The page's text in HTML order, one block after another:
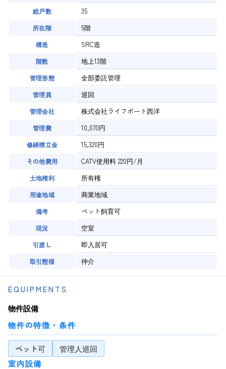
総戸数 35
所在階 5階
構造 SRC造
階数 地上13階
管理形態 全部委託管理
管理員 巡回
管理会社 株式会社ライフポート西洋
管理費 10,070円
修繕積立金 15,320円
その他費用 CATV使用料 220円/月
土地権利 所有権
用途地域 商業地域
備考 ペット飼育可
現況 空室
引渡し 即入居可
取引態様 仲介
EQUIPMENTS
物件設備
物件の特徴・条件
ペット可
管理人巡回
室内設備